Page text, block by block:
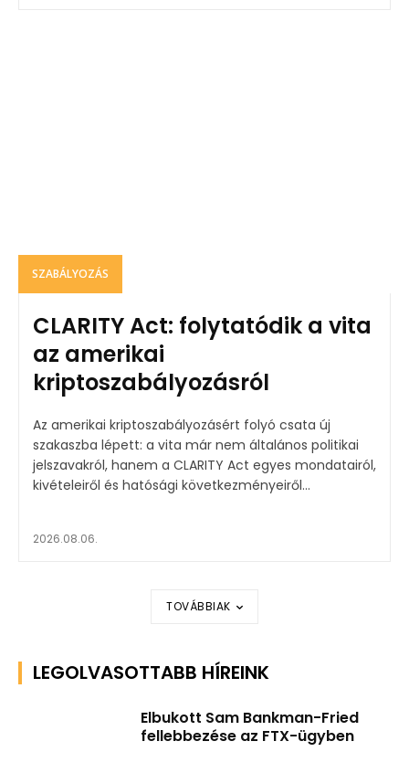
SZABÁLYOZÁS
CLARITY Act: folytatódik a vita
az amerikai
kriptoszabályozásról
Az amerikai kriptoszabályozásért folyó csata új
szakaszba lépett: a vita már nem általános politikai
jelszavakról, hanem a CLARITY Act egyes mondatairól,
kivételeiről és hatósági következményeiről...
2026.08.06.
TOVÁBBIAK
LEGOLVASOTTABB HÍREINK
Elbukott Sam Bankman-Fried
fellebbezése az FTX-ügyben